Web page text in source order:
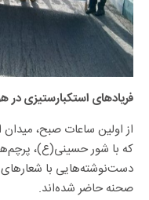
فریادهای استکبارستیزی در
از اولین ساعات صبح،
که با شور حسینی(ع)،
دست‌نوشته‌هایی با
صحنه حاضر شده‌اند.